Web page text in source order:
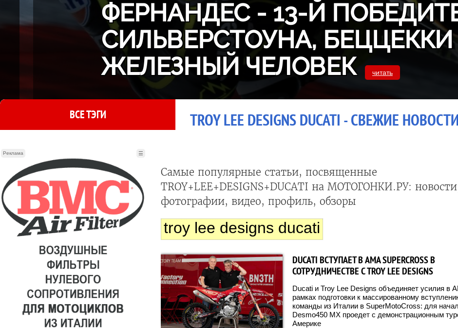
ФЕРНАНДЕС - 13-Й
СИЛЬВЕРСТОУНА, БЕЦЦЕККИ
ЖЕЛЕЗНЫЙ ЧЕЛОВЕК
читать
ВСЕ ТЭГИ TROY LEE DESIGNS DUCATI - СВЕЖИЕ
Реклама ☰
Самые популярные статьи, посвященные
TROY+LEE+DESIGNS+DUCATI на МОТОГОНКИ.РУ:
фотографии, видео, профиль, обзоры
troy lee designs ducati
DUCATI ВСТУПАЕТ В AMA SUPERCROSS В
СОТРУДНИЧЕСТВЕ С TROY LEE DESIGNS
Ducati и Troy Lee Designs объединяет усилия в
рамках подготовки к массированному
команды из Италии в SuperMotoCross: для
Desmo450 MX проедет с демонстрационным
Америке